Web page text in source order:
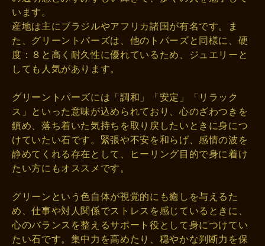
います。
産地は主にブラジルやアフリカ諸国が有名です。ま
た、グリーントパーズは、他のトパーズと同様に、硬
度：８と高く耐久性に優れているため、ジュエリーと
しても人気があります。
グリーントパーズには「調和」「安定」「リラック
ス」といった意味が込められており、心のざわつきを
鎮め、落ち着いた気持ちを取り戻したいときに身につ
けていたい石です。緊張や不安を和らげ、感情の波を
静めてくれる存在として、ヒーリング目的で身に着け
たい方にもオススメです。
グリーンという色自体が視覚的にも癒しを与えるた
め、仕事や対人関係でストレスを感じているときに、
心のバランスを整えるサポート役として身につけてい
たい石です。集中力を高めたり、穏やかな判断力を保